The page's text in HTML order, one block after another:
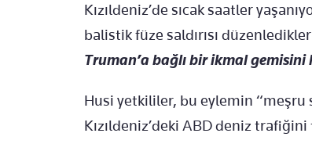
Kızıldeniz’de sıcak saatler
balistik füze saldırısı
Truman’a bağlı bir ikmal
Husi yetkililer, bu eylemin
Kızıldeniz’deki ABD deniz